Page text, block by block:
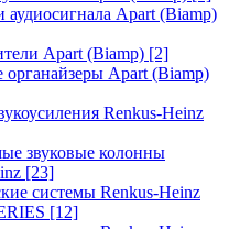
аудиосигнала Apart (Biamp)
Apart (Biamp) [2]
органайзеры Apart (Biamp)
Renkus-Heinz
звуковые колонны
[23]
системы Renkus-Heinz
[12]